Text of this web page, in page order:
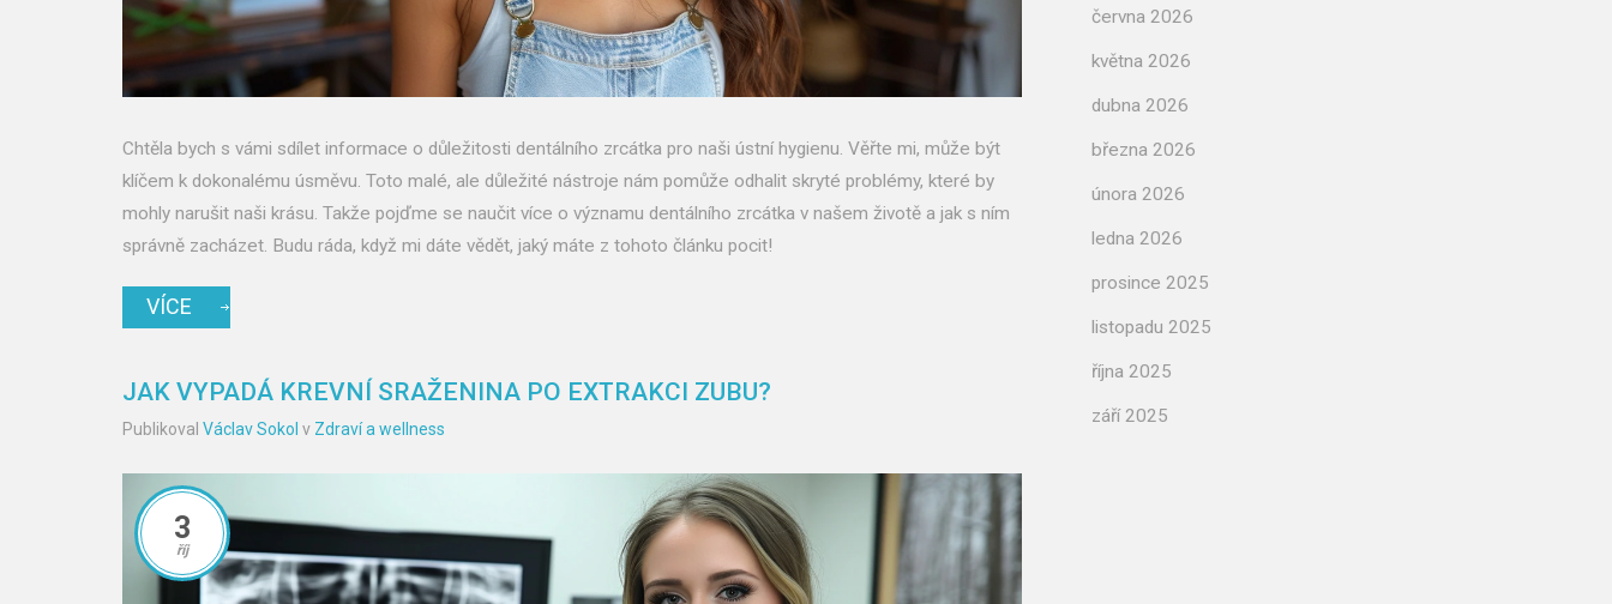
Chtěla bych s vámi sdílet informace o důležitosti dentálního zrcátka pro naši ústní hygienu. Věřte mi, může být
klíčem k dokonalému úsměvu. Toto malé, ale důležité nástroje nám pomůže odhalit skryté problémy, které by
mohly narušit naši krásu. Takže pojďme se naučit více o významu dentálního zrcátka v našem životě a jak s ním
správně zacházet. Budu ráda, když mi dáte vědět, jaký máte z tohoto článku pocit!
VÍCE
JAK VYPADÁ KREVNÍ SRAŽENINA PO EXTRAKCI ZUBU?
Publikoval Václav Sokol v Zdraví a wellness
3
říj
června 2026
května 2026
dubna 2026
března 2026
února 2026
ledna 2026
prosince 2025
listopadu 2025
října 2025
září 2025